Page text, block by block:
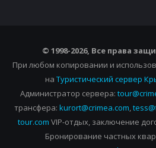
© 1998-2026, Все права
При любом копировании и
на Туристический сервер
Администратор сервера:
трансфера: kurort@crimea.com,
tour.com VIP-отдых, заключение
Бронирование частных